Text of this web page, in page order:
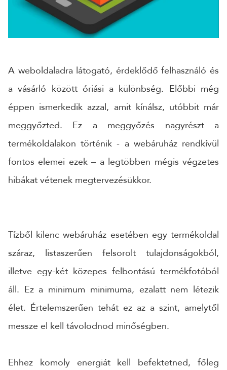
CÉGNÉV
24 ÓRÁN BELÜL FELVESSZÜK VELED A KAPCSOLATOT!*
A weboldaladra látogató, érdeklődő felhasználó és
a vásárló között óriási a különbség. Előbbi még
éppen ismerkedik azzal, amit kínálsz, utóbbit már
meggyőzted. Ez a meggyőzés nagyrészt a
termékoldalakon történik - a webáruház rendkívül
fontos elemei ezek – a legtöbben mégis végzetes
hibákat vétenek megtervezésükkor.
Tízből kilenc webáruház esetében egy termékoldal
száraz, listaszerűen felsorolt tulajdonságokból,
illetve egy-két közepes felbontású termékfotóból
áll. Ez a minimum minimuma, ezalatt nem létezik
élet. Értelemszerűen tehát ez az a szint, amelytől
messze el kell távolodnod minőségben.
Ehhez komoly energiát kell befektetned, főleg